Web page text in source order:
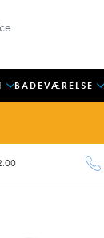
BADEVÆRELSE